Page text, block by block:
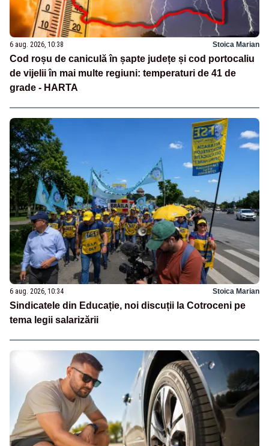
6 aug. 2026, 10:38 Stoica Marian
Cod roșu de caniculă în șapte județe și cod portocaliu
de vijelii în mai multe regiuni: temperaturi de 41 de
grade - HARTA
6 aug. 2026, 10:34 Stoica Marian
Sindicatele din Educație, noi discuții la Cotroceni pe
tema legii salarizării